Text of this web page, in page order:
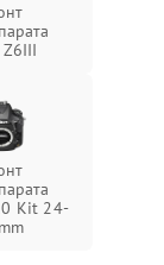
Kit 24-